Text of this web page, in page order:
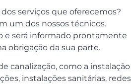
serviços que oferecemos?
um dos nossos técnicos.
e será informado prontamente
obrigação da sua parte.
canalização, como a instalação
instalações sanitárias, redes